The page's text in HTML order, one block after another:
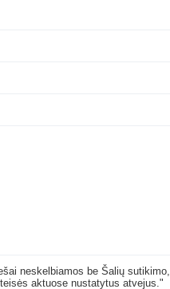
neskelbiamos be Šalių sutikimo,
aktuose nustatytus atvejus."